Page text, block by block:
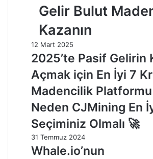
Gelir Bulut
Kazanın
12 Mart 2025
2025’te Pasif Gelirin
Açmak için En İyi 7
Madencilik
Neden CJMining En
Seçiminiz Olmalı 🚀
31 Temmuz 2024
Whale.io’nun